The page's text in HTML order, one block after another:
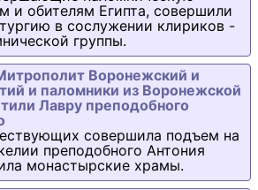
и обителям Египта, совершили
в сослужении клириков -
группы.
Воронежский и
и паломники из Воронежской
Лавру преподобного
совершила подъем на
преподобного Антония
монастырские храмы.